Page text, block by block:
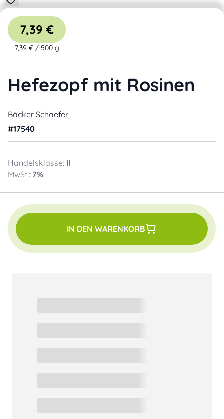
Hefezopf mit Rosinen
Bäcker Schaefer
#17540
Handelsklasse: II
MwSt.: 7%
7,39 €
7,39 €/ 500 g
IN DEN WARENKORB